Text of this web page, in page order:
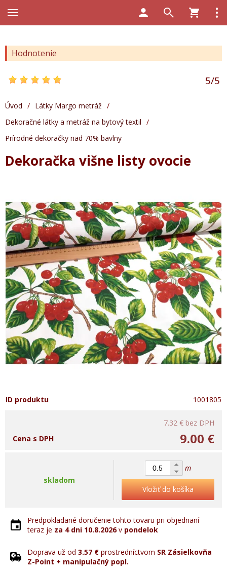
Hodnotenie
5/5
Úvod / Látky Margo metráž /
Dekoračné látky a metráž na bytový textil /
Prírodné dekoračky nad 70% bavlny
Dekoračka višne listy ovocie
ID produktu 1001805
7.32 € bez DPH
9.00 €
Cena s DPH
skladom
m
Vložiť do košíka
Predpokladané doručenie tohto tovaru pri objednaní
teraz je za 4 dni 10.8.2026v pondelok
Doprava už od 3.57 € prostredníctvom SR Zásielkovňa
Z-Point + manipulačný popl.